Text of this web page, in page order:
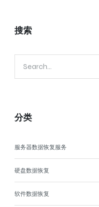
搜索
分类
服务器数据恢复服务
硬盘数据恢复
软件数据恢复